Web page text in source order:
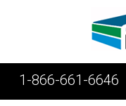
1-866-661-6646